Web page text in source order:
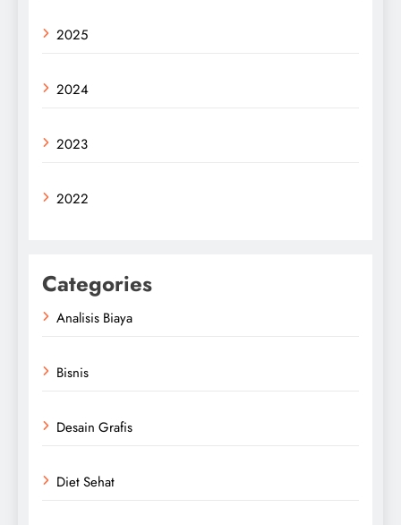
2025
2024
2023
2022
Categories
Analisis Biaya
Bisnis
Desain Grafis
Diet Sehat